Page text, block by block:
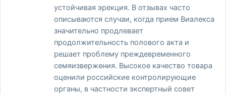
устойчивая эрекция. В отзывах часто
описываются случаи, когда прием Виалекса
значительно продлевает
продолжительность полового акта и
решает проблему преждевременного
семяизвержения. Высокое качество товара
оценили российские контролирующие
органы, в частности экспертный совет